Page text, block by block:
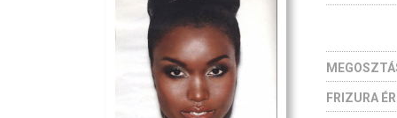
FRIZURA